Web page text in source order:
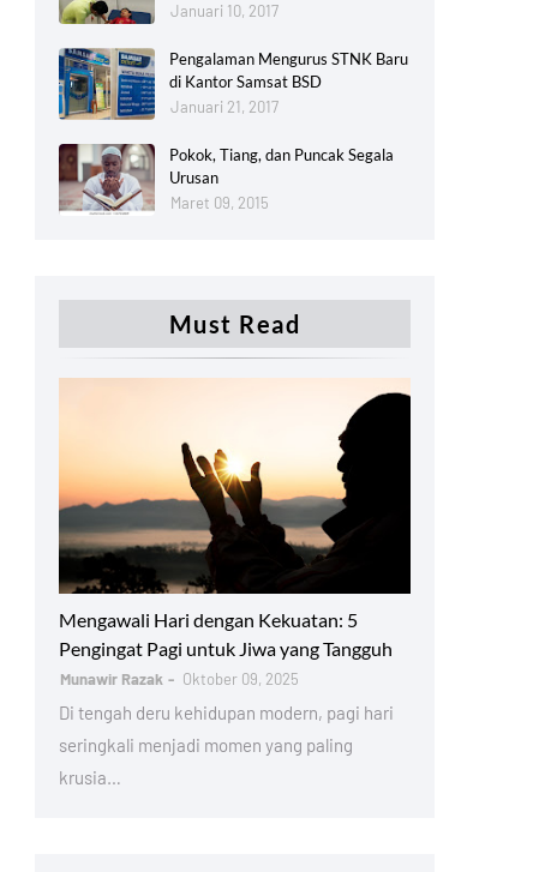
Januari 10, 2017
Pengalaman Mengurus STNK Baru
di Kantor Samsat BSD
Januari 21, 2017
Pokok, Tiang, dan Puncak Segala
Urusan
Maret 09, 2015
Must Read
Mengawali Hari dengan Kekuatan: 5
Pengingat Pagi untuk Jiwa yang Tangguh
Munawir Razak Oktober 09, 2025
Di tengah deru kehidupan modern, pagi hari
seringkali menjadi momen yang paling
krusia…